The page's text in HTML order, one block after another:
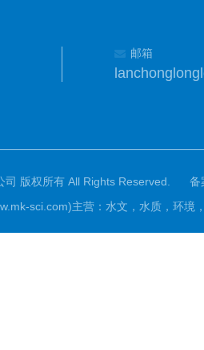
邮箱
版权所有 All Rights Reserved.
备
sci.com)主营：水文，水质，环境